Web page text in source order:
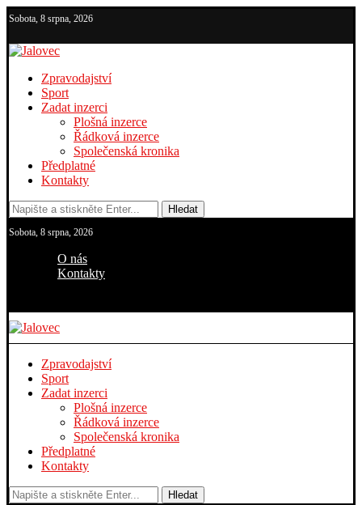
Sobota, 8 srpna, 2026
Zpravodajství
Sport
Zadat inzerci
Plošná inzerce
Řádková inzerce
Společenská kronika
Předplatné
Kontakty
Hledat
Sobota, 8 srpna, 2026
O nás
Kontakty
Zpravodajství
Sport
Zadat inzerci
Plošná inzerce
Řádková inzerce
Společenská kronika
Předplatné
Kontakty
Hledat